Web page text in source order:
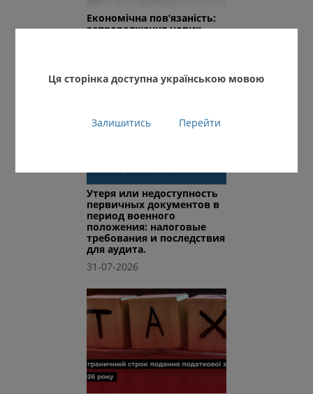
Економічна пов’язаність:
запровадження нових
Утеря или недоступность
первичных документов в
период военного
положения: налоговые
требования и последствия
для аудита.
31-07-2026
Ця сторінка доступна українською мовою
Залишитись Перейти